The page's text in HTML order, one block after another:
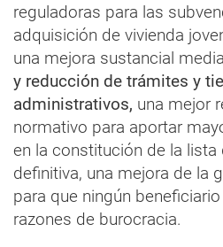
reguladoras para las
adquisición de vivienda
una mejora sustancial
y reducción de trámites y
administrativos, una mejor
normativo para aportar
en la constitución de la lista
definitiva, una mejora de la
para que ningún
razones de burocracia.